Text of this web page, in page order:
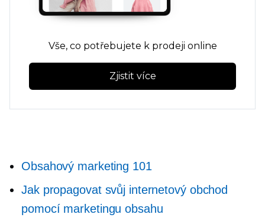
Vše, co potřebujete k prodeji online
Zjistit více
Obsahový marketing 101
Jak propagovat svůj internetový obchod
pomocí marketingu obsahu